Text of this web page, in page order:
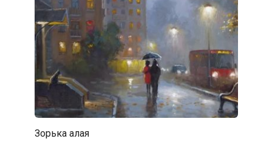
Зорька алая